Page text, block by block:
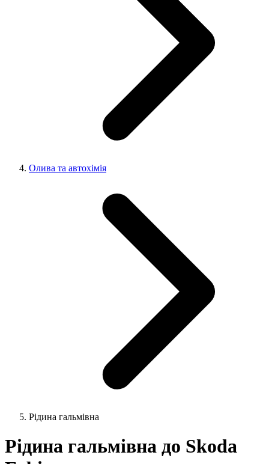
Олива та автохімія
Рідина гальмівна
Рідина гальмівна до Skoda